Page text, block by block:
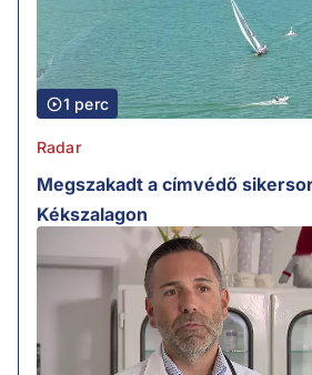
1 perc
Radar
Megszakadt a címvédő
Kékszalagon